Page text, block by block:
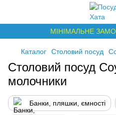
МІНІМАЛЬНЕ
Каталог Столовий посуд
Столовий посуд
молочники
Банки, пляшки, ємності